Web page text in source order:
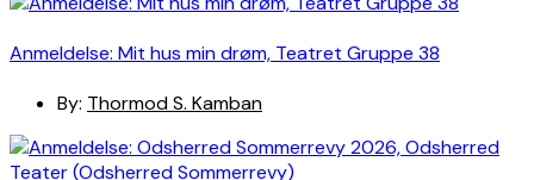
Anmeldelse: Mit hus min drøm, Teatret Gruppe 38
By: Thormod S. Kamban